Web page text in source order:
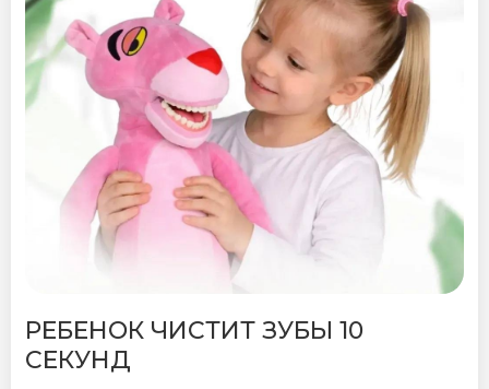
РЕБЕНОК ЧИСТИТ ЗУБЫ 10
СЕКУНД